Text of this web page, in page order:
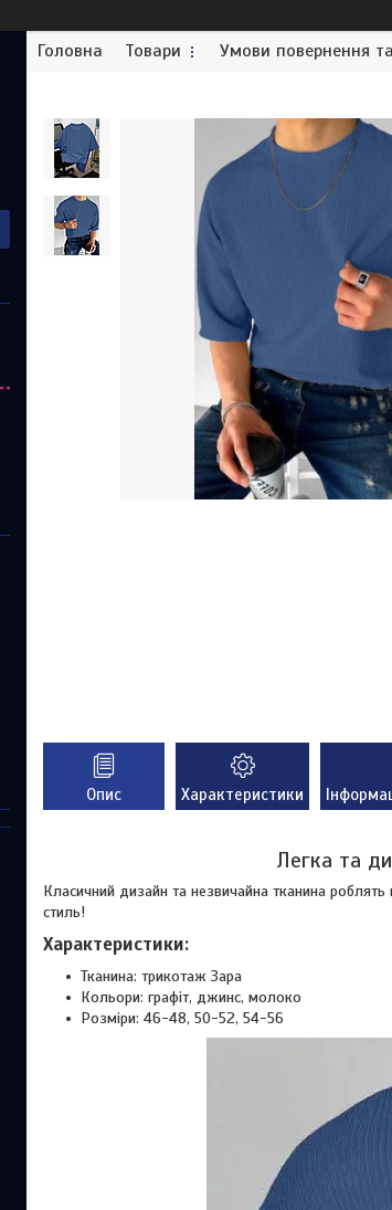
Головна Товари Умови повернення
Опис Характеристики
Легка та
Класичний дизайн та незвичайна тканина
стиль!
Характеристики:
Тканина: трикотаж Зара
Кольори: графіт, джинс, молоко
Розміри: 46-48, 50-52, 54-56